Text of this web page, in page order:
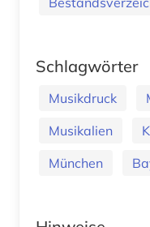
Schlagwörter
Musikdruck
Musikalien
München